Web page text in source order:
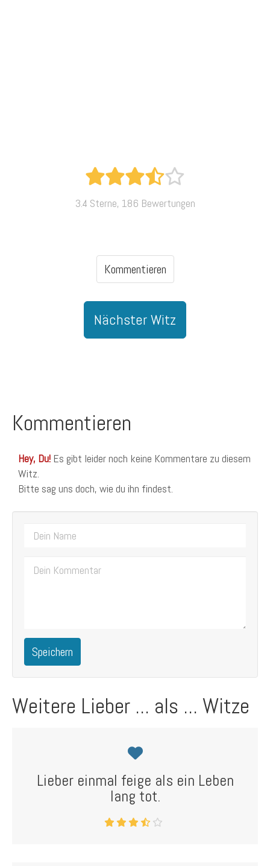
3.4 Sterne, 186 Bewertungen
Kommentieren
Nächster Witz
Kommentieren
Hey, Du! Es gibt leider noch keine Kommentare zu diesem
Witz.
Bitte sag uns doch, wie du ihn findest.
Speichern
Weitere Lieber ... als ... Witze
Lieber einmal feige als ein Leben
lang tot.